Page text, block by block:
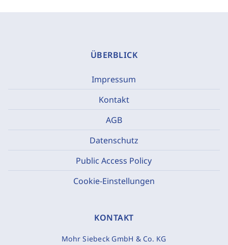
ÜBERBLICK
Impressum
Kontakt
AGB
Datenschutz
Public Access Policy
Cookie-Einstellungen
KONTAKT
Mohr Siebeck GmbH & Co. KG